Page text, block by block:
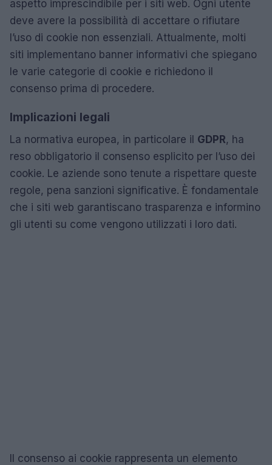
aspetto imprescindibile per i siti web. Ogni utente
deve avere la possibilità di accettare o rifiutare
l’uso di cookie non essenziali. Attualmente, molti
siti implementano banner informativi che spiegano
le varie categorie di cookie e richiedono il
consenso prima di procedere.
Implicazioni legali
La normativa europea, in particolare il GDPR, ha
reso obbligatorio il consenso esplicito per l’uso dei
cookie. Le aziende sono tenute a rispettare queste
regole, pena sanzioni significative. È fondamentale
che i siti web garantiscano trasparenza e informino
gli utenti su come vengono utilizzati i loro dati.
Il consenso ai cookie rappresenta un elemento